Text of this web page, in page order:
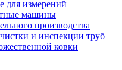
для измерений
машины
производства
и инспекции труб
ковки